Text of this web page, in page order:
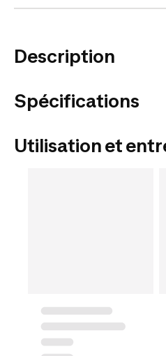
Description
Spécifications
Utilisation et